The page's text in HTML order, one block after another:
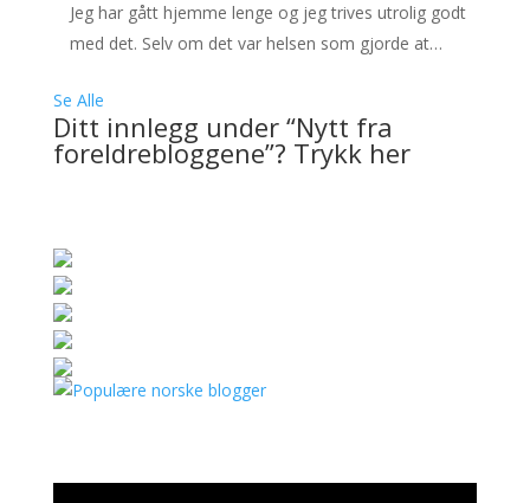
Jeg har gått hjemme lenge og jeg trives utrolig godt
med det. Selv om det var helsen som gjorde at…
Se Alle
Ditt innlegg under “Nytt fra
foreldrebloggene”? Trykk her